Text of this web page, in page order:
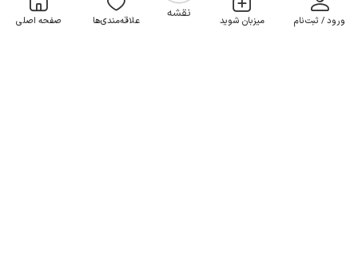
نقشه ورود / ثبت‌نام میزبان شوید علاقه‌مندی‌ها صفحه اصلی
OpenStreetMap